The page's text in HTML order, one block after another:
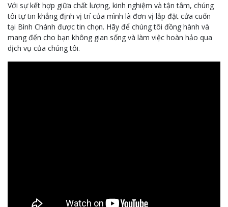
Với sự kết hợp giữa chất lượng, kinh nghiệm và tận tâm, chúng
tôi tự tin khẳng định vị trí của mình là đơn vị lắp đặt cửa cuốn
tại Bình Chánh được tin chọn. Hãy để chúng tôi đồng hành và
mang đến cho bạn không gian sống và làm việc hoàn hảo qua
dịch vụ của chúng tôi.